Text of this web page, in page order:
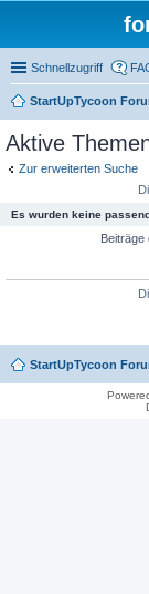
Schnellzugriff
StartUpTycoon
Aktive
Zur erweiterten Suche
Es wurden keine
StartUpTycoon